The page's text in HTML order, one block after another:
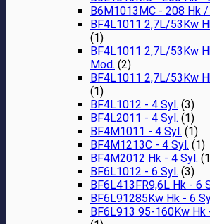
B6M1013MC - 208 Hk
BF4L1011 2,7L/53Kw
(1)
BF4L1011 2,7L/53Kw
Mod. (2)
BF4L1011 2,7L/53Kw
(1)
BF4L1012 - 4 Syl. (3)
BF4L2011 - 4 Syl. (1)
BF4M1011 - 4 Syl. (1)
BF4M1213C - 4 Syl. (1)
BF4M2012 Hk - 4 Syl.
BF6L1012 - 6 Syl. (3)
BF6L413FR9,6L Hk - 6
BF6L91285Kw Hk - 6
BF6L913 95-160Kw Hk